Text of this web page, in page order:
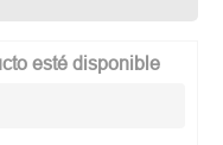
esté disponible